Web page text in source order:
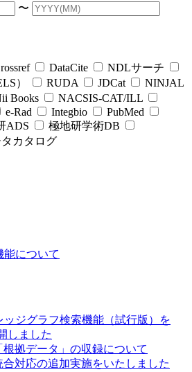
〜
DataCite
NDLサーチ
）
RUDA JDCat
NINJAL
Books
NACSIS-CAT/ILL
e-Rad Integbio
PubMed
ADS
極地研学術DB
カタログ
能について
ッジグラフ検索機能（試行版）を
しました
根拠データ」の収録について
合対応の追加実施をいたしました